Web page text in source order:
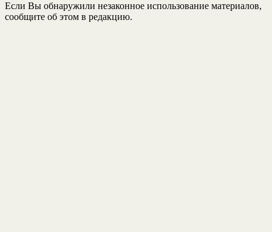
Если Вы обнаружили незаконное использование материалов,
сообщите об этом в редакцию.